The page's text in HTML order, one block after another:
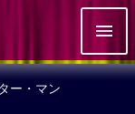
ー・マン